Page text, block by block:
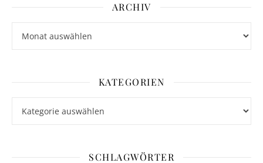
ARCHIV
KATEGORIEN
SCHLAGWÖRTER